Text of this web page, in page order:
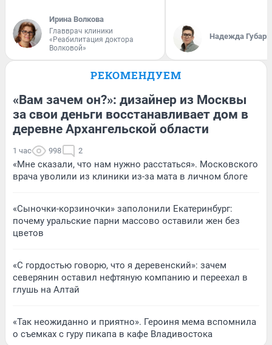
Ирина Волкова
Главврач клиники
«Реабилитация доктора
Волковой»
Надежда Губарь
РЕКОМЕНДУЕМ
«Вам зачем он?»: дизайнер из Москвы
за свои деньги восстанавливает дом в
деревне Архангельской области
1 час 998 2
«Мне сказали, что нам нужно расстаться». Московского
врача уволили из клиники из-за мата в личном блоге
«Сыночки-корзиночки» заполонили Екатеринбург:
почему уральские парни массово оставили жен без
цветов
«С гордостью говорю, что я деревенский»: зачем
северянин оставил нефтяную компанию и переехал в
глушь на Алтай
«Так неожиданно и приятно». Героиня мема вспомнила
о съемках с гуру пикапа в кафе Владивостока